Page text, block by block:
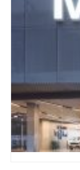
幕
板
定
制
工
厂